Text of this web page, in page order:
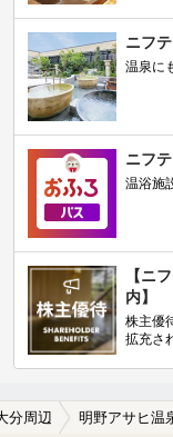
ニフ
温泉に
ニフ
温浴施
【ニ
内】
株主優
拡充さ
分周辺 明野アサヒ温